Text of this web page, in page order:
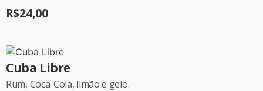
R$24,00
Cuba Libre
Rum, Coca-Cola, limão e gelo.